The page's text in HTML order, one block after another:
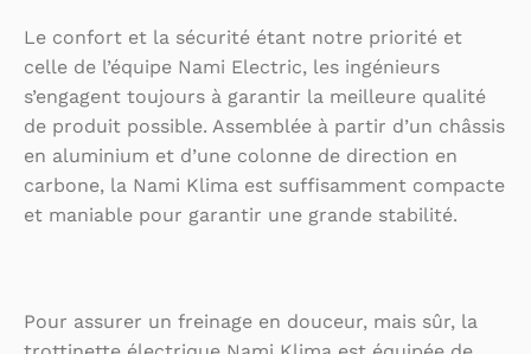
Le confort et la sécurité étant notre priorité et
celle de l’équipe Nami Electric, les ingénieurs
s’engagent toujours à garantir la meilleure qualité
de produit possible. Assemblée à partir d’un châssis
en aluminium et d’une colonne de direction en
carbone, la Nami Klima est suffisamment compacte
et maniable pour garantir une grande stabilité.
Pour assurer un freinage en douceur, mais sûr, la